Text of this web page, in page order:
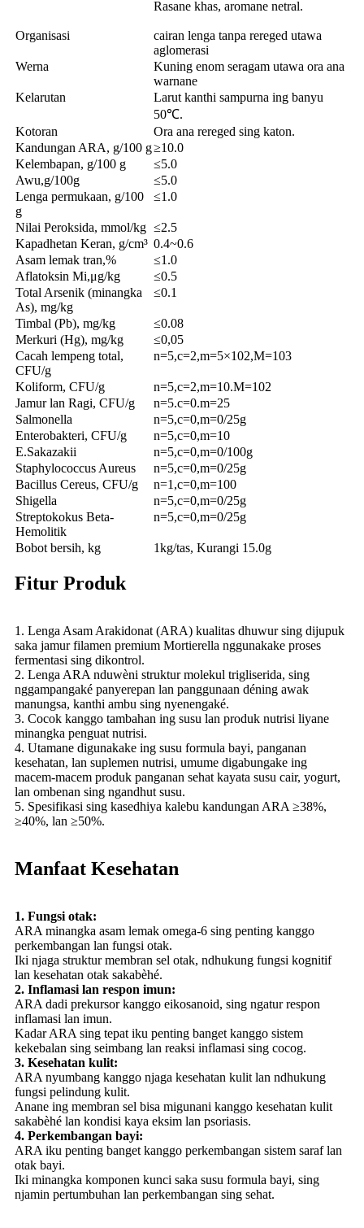
Rasane khas, aromane netral.
Organisasi
cairan lenga tanpa rereged utawa
aglomerasi
Werna
Kuning enom seragam utawa ora ana
warnane
Kelarutan
Larut kanthi sampurna ing banyu
50℃.
Kotoran
Ora ana rereged sing katon.
Kandungan ARA, g/100 g≥10.0
Kelembapan, g/100 g
≤5.0
Awu,g/100g
≤5.0
Lenga permukaan, g/100
g
≤1.0
Nilai Peroksida, mmol/kg ≤2.5
Kapadhetan Keran, g/cm³ 0.4~0.6
Asam lemak tran,%
≤1.0
Aflatoksin Mi,μg/kg
≤0.5
Total Arsenik (minangka
As), mg/kg
≤0.1
Timbal (Pb), mg/kg
≤0.08
Merkuri (Hg), mg/kg
≤0,05
Cacah lempeng total,
CFU/g
n=5,c=2,m=5×102,M=103
Koliform, CFU/g
n=5,c=2,m=10.M=102
Jamur lan Ragi, CFU/g
n=5.c=0.m=25
Salmonella
n=5,c=0,m=0/25g
Enterobakteri, CFU/g
n=5,c=0,m=10
E.Sakazakii
n=5,c=0,m=0/100g
Staphylococcus Aureus
n=5,c=0,m=0/25g
Bacillus Cereus, CFU/g
n=1,c=0,m=100
Shigella
n=5,c=0,m=0/25g
Streptokokus Beta-
Hemolitik
n=5,c=0,m=0/25g
Bobot bersih, kg 1kg/tas, Kurangi 15.0g
Fitur Produk
1. Lenga Asam Arakidonat (ARA) kualitas dhuwur sing dijupuk
saka jamur filamen premium Mortierella nggunakake proses
fermentasi sing dikontrol.
2. Lenga ARA nduwèni struktur molekul trigliserida, sing
nggampangaké panyerepan lan panggunaan déning awak
manungsa, kanthi ambu sing nyenengaké.
3. Cocok kanggo tambahan ing susu lan produk nutrisi liyane
minangka penguat nutrisi.
4. Utamane digunakake ing susu formula bayi, panganan
kesehatan, lan suplemen nutrisi, umume digabungake ing
macem-macem produk panganan sehat kayata susu cair, yogurt,
lan ombenan sing ngandhut susu.
5. Spesifikasi sing kasedhiya kalebu kandungan ARA ≥38%,
≥40%, lan ≥50%.
Manfaat Kesehatan
1. Fungsi otak:
ARA minangka asam lemak omega-6 sing penting kanggo
perkembangan lan fungsi otak.
Iki njaga struktur membran sel otak, ndhukung fungsi kognitif
lan kesehatan otak sakabèhé.
2. Inflamasi lan respon imun:
ARA dadi prekursor kanggo eikosanoid, sing ngatur respon
inflamasi lan imun.
Kadar ARA sing tepat iku penting banget kanggo sistem
kekebalan sing seimbang lan reaksi inflamasi sing cocog.
3. Kesehatan kulit:
ARA nyumbang kanggo njaga kesehatan kulit lan ndhukung
fungsi pelindung kulit.
Anane ing membran sel bisa migunani kanggo kesehatan kulit
sakabèhé lan kondisi kaya eksim lan psoriasis.
4. Perkembangan bayi:
ARA iku penting banget kanggo perkembangan sistem saraf lan
otak bayi.
Iki minangka komponen kunci saka susu formula bayi, sing
njamin pertumbuhan lan perkembangan sing sehat.